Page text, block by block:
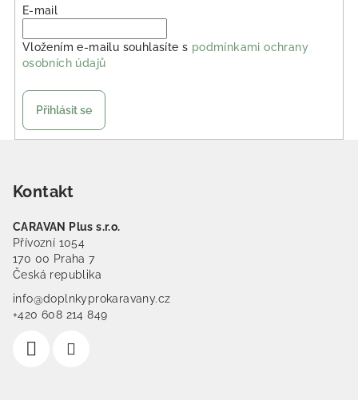
E-mail
Vložením e-mailu souhlasíte s podmínkami ochrany
osobních údajů
Přihlásit se
Kontakt
CARAVAN Plus s.r.o.
Přívozní 1054
170 00 Praha 7
Česká republika
info@doplnkyprokaravany.cz
+420 608 214 849